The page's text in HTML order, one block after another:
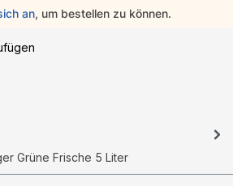
an, um bestellen zu können.
Grüne Frische 5 Liter